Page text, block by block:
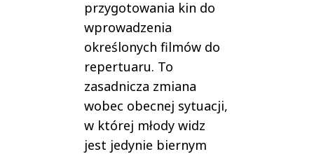
przygotowania kin do
wprowadzenia
określonych filmów do
repertuaru. To
zasadnicza zmiana
wobec obecnej sytuacji,
w której młody widz
jest jedynie biernym